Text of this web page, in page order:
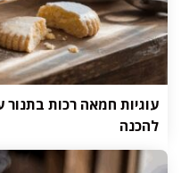
עוגיות חמאה רכות
להכנה